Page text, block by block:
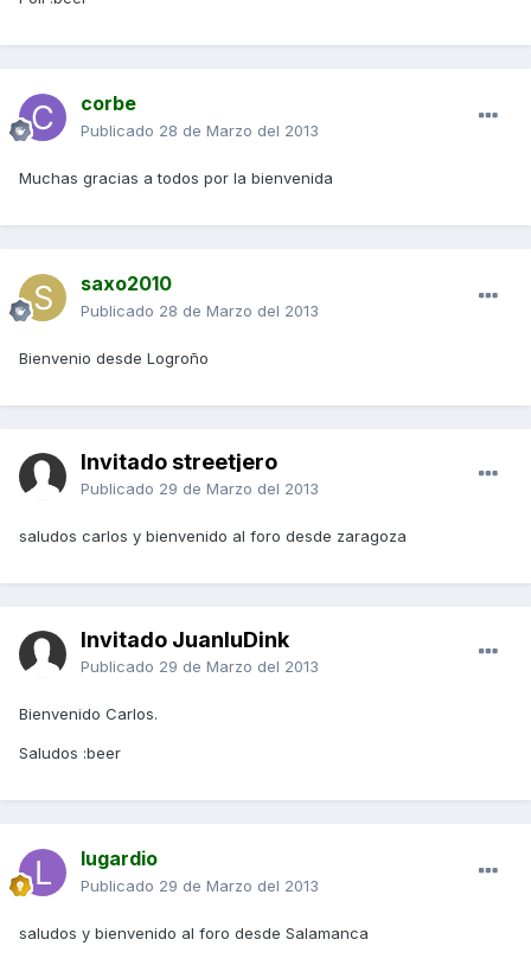
corbe
Publicado 28 de Marzo del 2013
Muchas gracias a todos por la bienvenida
saxo2010
Publicado 28 de Marzo del 2013
Bienvenio desde Logroño
Invitado streetjero
Publicado 29 de Marzo del 2013
saludos carlos y bienvenido al foro desde zaragoza
Invitado JuanluDink
Publicado 29 de Marzo del 2013
Bienvenido Carlos.
Saludos :beer
lugardio
Publicado 29 de Marzo del 2013
saludos y bienvenido al foro desde Salamanca